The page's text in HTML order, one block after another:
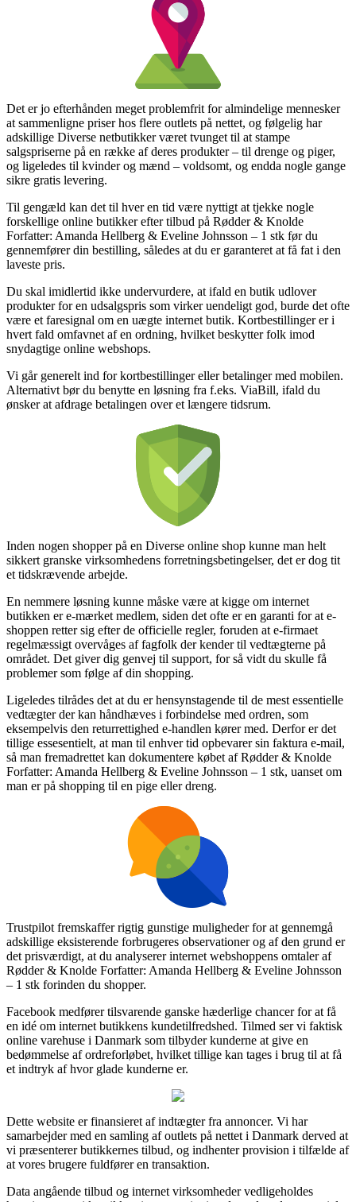
Det er jo efterhånden meget problemfrit for almindelige mennesker
at sammenligne priser hos flere outlets på nettet, og følgelig har
adskillige Diverse netbutikker været tvunget til at stampe
salgspriserne på en række af deres produkter – til drenge og piger,
og ligeledes til kvinder og mænd – voldsomt, og endda nogle gange
sikre gratis levering.
Til gengæld kan det til hver en tid være nyttigt at tjekke nogle
forskellige online butikker efter tilbud på Rødder & Knolde
Forfatter: Amanda Hellberg & Eveline Johnsson – 1 stk før du
gennemfører din bestilling, således at du er garanteret at få fat i den
laveste pris.
Du skal imidlertid ikke undervurdere, at ifald en butik udlover
produkter for en udsalgspris som virker uendeligt god, burde det ofte
være et faresignal om en uægte internet butik. Kortbestillinger er i
hvert fald omfavnet af en ordning, hvilket beskytter folk imod
snydagtige online webshops.
Vi går generelt ind for kortbestillinger eller betalinger med mobilen.
Alternativt bør du benytte en løsning fra f.eks. ViaBill, ifald du
ønsker at afdrage betalingen over et længere tidsrum.
Inden nogen shopper på en Diverse online shop kunne man helt
sikkert granske virksomhedens forretningsbetingelser, det er dog tit
et tidskrævende arbejde.
En nemmere løsning kunne måske være at kigge om internet
butikken er e-mærket medlem, siden det ofte er en garanti for at e-
shoppen retter sig efter de officielle regler, foruden at e-firmaet
regelmæssigt overvåges af fagfolk der kender til vedtægterne på
området. Det giver dig genvej til support, for så vidt du skulle få
problemer som følge af din shopping.
Ligeledes tilrådes det at du er hensynstagende til de mest essentielle
vedtægter der kan håndhæves i forbindelse med ordren, som
eksempelvis den returrettighed e-handlen kører med. Derfor er det
tillige essesentielt, at man til enhver tid opbevarer sin faktura e-mail,
så man fremadrettet kan dokumentere købet af Rødder & Knolde
Forfatter: Amanda Hellberg & Eveline Johnsson – 1 stk, uanset om
man er på shopping til en pige eller dreng.
Trustpilot fremskaffer rigtig gunstige muligheder for at gennemgå
adskillige eksisterende forbrugeres observationer og af den grund er
det prisværdigt, at du analyserer internet webshoppens omtaler af
Rødder & Knolde Forfatter: Amanda Hellberg & Eveline Johnsson
– 1 stk forinden du shopper.
Facebook medfører tilsvarende ganske hæderlige chancer for at få
en idé om internet butikkens kundetilfredshed. Tilmed ser vi faktisk
online varehuse i Danmark som tilbyder kunderne at give en
bedømmelse af ordreforløbet, hvilket tillige kan tages i brug til at få
et indtryk af hvor glade kunderne er.
Dette website er finansieret af indtægter fra annoncer. Vi har
samarbejder med en samling af outlets på nettet i Danmark derved at
vi præsenterer butikkernes tilbud, og indhenter provision i tilfælde af
at vores brugere fuldfører en transaktion.
Data angående tilbud og internet virksomheder vedligeholdes